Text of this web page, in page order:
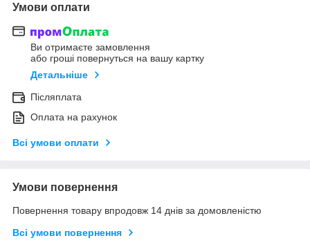
Умови оплати
Ви отримаєте замовлення
або гроші повернуться на вашу картку
Детальніше
Післяплата
Оплата на рахунок
Всі умови оплати
Умови повернення
Повернення товару впродовж 14 днів за домовленістю
Всі умови повернення